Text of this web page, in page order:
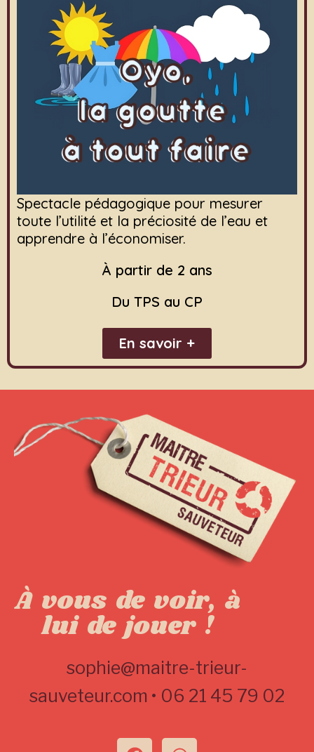
Spectacle pédagogique pour mesurer
toute l’utilité et la préciosité de l’eau et
apprendre à l’économiser.
À partir de 2 ans
Du TPS au CP
En savoir +
À vous de voir, à
lui de jouer !
sophie@maitre-trieur-
sauveteur.com • 06 21 45 79 02